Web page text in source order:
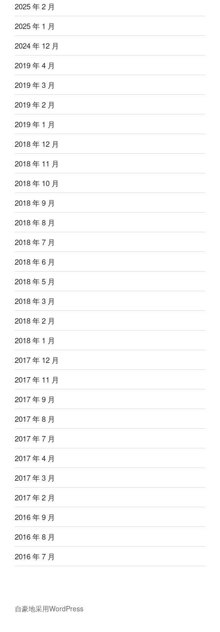
2025 年 2 月
2025 年 1 月
2024 年 12 月
2019 年 4 月
2019 年 3 月
2019 年 2 月
2019 年 1 月
2018 年 12 月
2018 年 11 月
2018 年 10 月
2018 年 9 月
2018 年 8 月
2018 年 7 月
2018 年 6 月
2018 年 5 月
2018 年 3 月
2018 年 2 月
2018 年 1 月
2017 年 12 月
2017 年 11 月
2017 年 9 月
2017 年 8 月
2017 年 7 月
2017 年 4 月
2017 年 3 月
2017 年 2 月
2016 年 9 月
2016 年 8 月
2016 年 7 月
自豪地采用WordPress